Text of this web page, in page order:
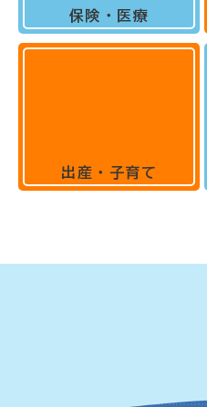
保険・医療
出産・子育て